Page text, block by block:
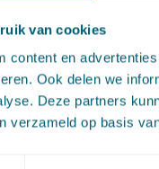
van cookies
content en
Ook delen we
Deze partners
verzameld op basis
wordt een lacune
Stb. 2011, 675